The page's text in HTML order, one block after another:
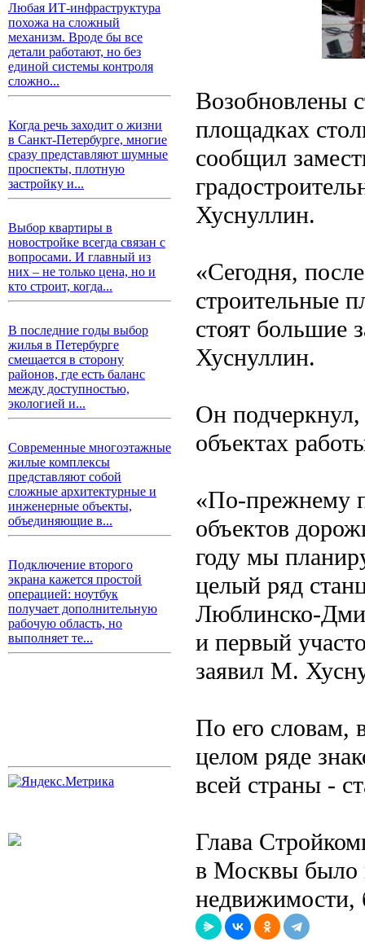
Любая ИТ-инфраструктура
похожа на сложный
механизм. Вроде бы все
детали работают, но без
единой системы контроля
сложно...
Когда речь заходит о жизни
в Санкт-Петербурге, многие
сразу представляют шумные
проспекты, плотную
застройку и...
Выбор квартиры в
новостройке всегда связан с
вопросами. И главный из
них – не только цена, но и
кто строит, когда...
В последние годы выбор
жилья в Петербурге
смещается в сторону
районов, где есть баланс
между доступностью,
экологией и...
Современные многоэтажные
жилые комплексы
представляют собой
сложные архитектурные и
инженерные объекты,
объединяющие в...
Подключение второго
экрана кажется простой
операцией: ноутбук
получает дополнительную
рабочую область, но
выполняет те...
Возобновлены
площадках
сообщил
Хуснуллин.
«Сегодня,
строительные
стоят большие
Хуснуллин.
Он
объектах
«По-прежнему
объектов
году мы
целый ряд
Люблинско-
и первый
заявил М.
По его словам,
целом ряде
всей страны -
Глава
в Москвы было
недвижимости,